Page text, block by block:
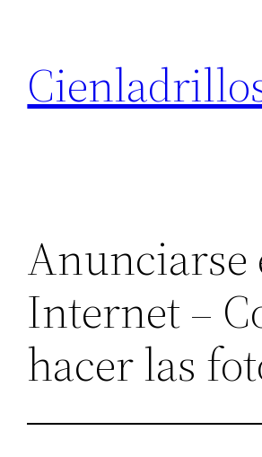
contenido
Anunciarse
Internet –
hacer las